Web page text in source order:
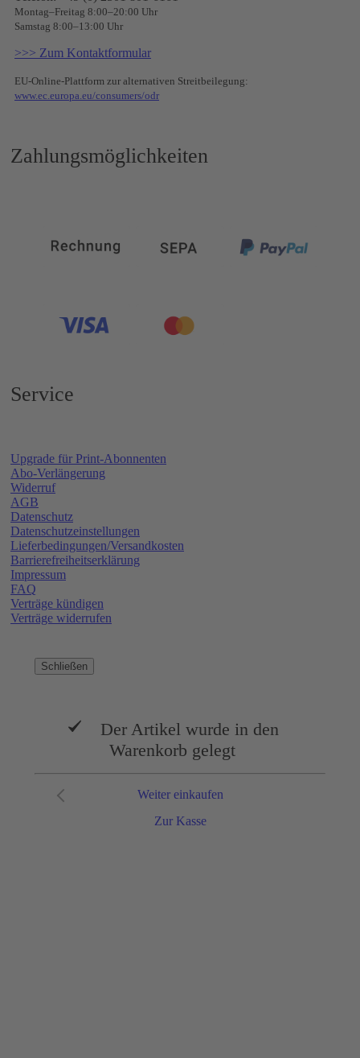
Montag–Freitag 8:00–20:00 Uhr
Samstag 8:00–13:00 Uhr
>>> Zum Kontaktformular
EU-Online-Plattform zur alternativen Streitbeilegung:
www.ec.europa.eu/consumers/odr
Zahlungsmöglichkeiten
Service
Upgrade für Print-Abonnenten
Abo-Verlängerung
Widerruf
AGB
Datenschutz
Datenschutzeinstellungen
Lieferbedingungen/Versandkosten
Barrierefreiheitserklärung
Impressum
FAQ
Verträge kündigen
Verträge widerrufen
Schließen
Der Artikel wurde in den
Warenkorb gelegt
Zur Kasse
Weiter einkaufen